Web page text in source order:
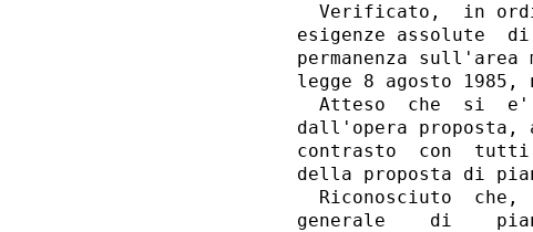
Verificato,  in
esigenze assolute
permanenza
legge 8 agosto 1985,
Atteso  che  si
dall'opera
contrasto  con  tutti
della proposta di
Riconosciuto  che,
generale    di